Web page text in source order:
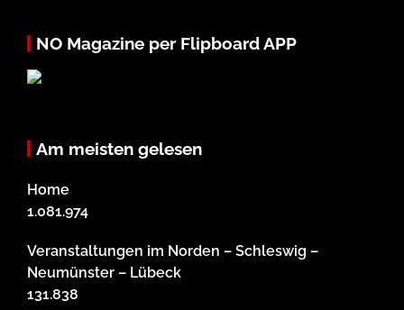
NO Magazine per Flipboard APP
Am meisten gelesen
Home
1.081.974
Veranstaltungen im Norden – Schleswig –
Neumünster – Lübeck
131.838